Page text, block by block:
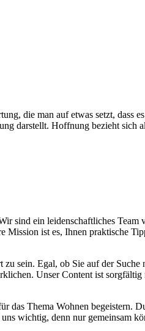
die man auf etwas setzt, dass
darstellt. Hoffnung bezieht sich
ein leidenschaftliches Team
ist es, Ihnen praktische
sein. Egal, ob Sie auf der
Unser Content ist
Thema Wohnen begeistern.
wichtig, denn nur gemeinsam